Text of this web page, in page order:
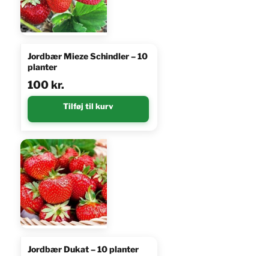
Jordbær Mieze Schindler – 10
planter
100kr.
Tilføj til kurv
Jordbær Dukat – 10 planter